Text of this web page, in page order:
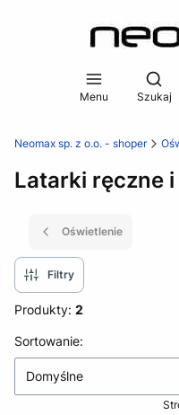
Menu Szukaj
Neomax sp. z o.o. - shoper
Latarki ręczne i
Oświetlenie
Filtry
Produkty: 2
Lista produktów
Sortowanie:
Domyślne